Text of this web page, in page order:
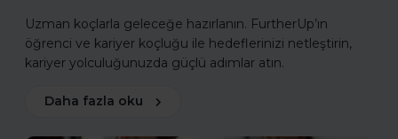
Uzman koçlarla geleceğe hazırlanın. FurtherUp’ın
öğrenci ve kariyer koçluğu ile hedeflerinizi netleştirin,
kariyer yolculuğunuzda güçlü adımlar atın.
Daha fazla oku